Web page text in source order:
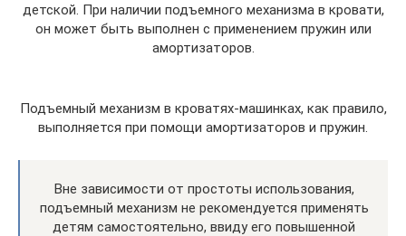
детской. При наличии подъемного механизма в кровати,
он может быть выполнен с применением пружин или
амортизаторов.
Подъемный механизм в кроватях-машинках, как правило,
выполняется при помощи амортизаторов и пружин.
Вне зависимости от простоты использования,
подъемный механизм не рекомендуется применять
детям самостоятельно, ввиду его повышенной